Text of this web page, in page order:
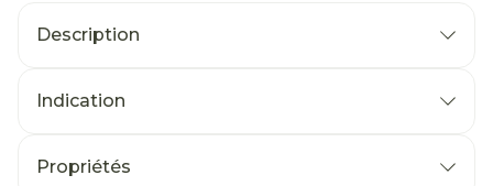
Description
Indication
Propriétés